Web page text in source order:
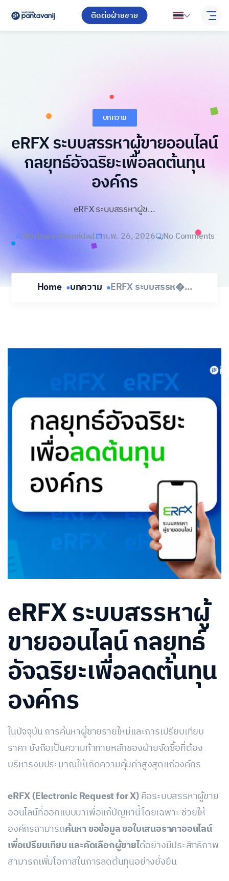
ติดต่อฝ่ายขาย
บทความ
eRFX ระบบสรรหาผู้ขายออนไลน์
กลยุทธ์อัจฉริยะเพื่อลดต้นทุน
องค์กร
eRFX ระบบสรรหาผู้ข...
Warisara Khemklad ก.พ. 26, 2026 No Comments
Home บทความ ERFX ระบบสรรห�...
eRFX ระบบสรรหาผู้
ขายออนไลน์ กลยุทธ์
อัจฉริยะเพื่อลดต้นทุน
องค์กร
ในปัจจุบัน การค้นหาผู้ขายรายใหม่และการเปรียบเทียบ
ราคา ยังถือเป็นความท้าทายหลักของฝ่ายจัดซื้อที่ต้อง
บริหารงบประมาณให้เกิดความคุ้มค่าสูงสุดแก่องค์กร
eRFX (Electronic Request for X)คือระบบสรรหาผู้ขาย
ออนไลน์ที่ออกแบบมาเพื่อแก้ปัญหานี้โดยเฉพาะ ช่วยให้
องค์กรสามารถค้นหา ขอข้อมูล ขอใบเสนอราคาออนไลน์
เพื่อเปรียบเทียบ และคัดเลือกผู้ขายได้อย่างมีประสิทธิภาพ
สามารถเพิ่มโอกาสในการลดต้นทุนอย่างยั่งยืน